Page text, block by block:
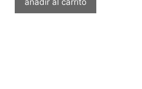
añadir al carrito